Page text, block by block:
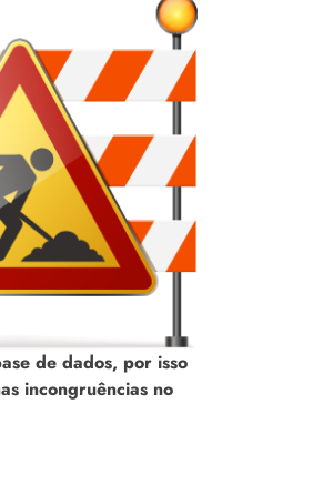
de dados, por isso
incongruências no